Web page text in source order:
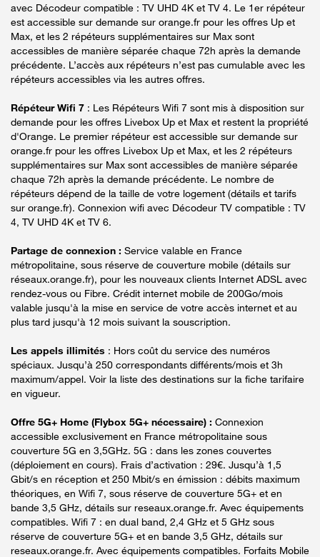
avec Décodeur compatible : TV UHD 4K et TV 4. Le 1er répéteur
est accessible sur demande sur orange.fr pour les offres Up et
Max, et les 2 répéteurs supplémentaires sur Max sont
accessibles de manière séparée chaque 72h après la demande
précédente. L’accès aux répéteurs n’est pas cumulable avec les
répéteurs accessibles via les autres offres.
Répéteur Wifi 7 : Les Répéteurs Wifi 7 sont mis à disposition sur
demande pour les offres Livebox Up et Max et restent la propriété
d'Orange. Le premier répéteur est accessible sur demande sur
orange.fr pour les offres Livebox Up et Max, et les 2 répéteurs
supplémentaires sur Max sont accessibles de manière séparée
chaque 72h après la demande précédente. Le nombre de
répéteurs dépend de la taille de votre logement (détails et tarifs
sur orange.fr). Connexion wifi avec Décodeur TV compatible : TV
4, TV UHD 4K et TV 6.
Partage de connexion : Service valable en France
métropolitaine, sous réserve de couverture mobile (détails sur
réseaux.orange.fr), pour les nouveaux clients Internet ADSL avec
rendez-vous ou Fibre. Crédit internet mobile de 200Go/mois
valable jusqu'à la mise en service de votre accès internet et au
plus tard jusqu'à 12 mois suivant la souscription.
Les appels illimités : Hors coût du service des numéros
spéciaux. Jusqu’à 250 correspondants différents/mois et 3h
maximum/appel. Voir la liste des destinations sur la fiche tarifaire
en vigueur.
Offre 5G+ Home (Flybox 5G+ nécessaire) : Connexion
accessible exclusivement en France métropolitaine sous
couverture 5G en 3,5GHz. 5G : dans les zones couvertes
(déploiement en cours). Frais d’activation : 29€. Jusqu’à 1,5
Gbit/s en réception et 250 Mbit/s en émission : débits maximum
théoriques, en Wifi 7, sous réserve de couverture 5G+ et en
bande 3,5 GHz, détails sur reseaux.orange.fr. Avec équipements
compatibles. Wifi 7 : en dual band, 2,4 GHz et 5 GHz sous
réserve de couverture 5G+ et en bande 3,5 GHz, détails sur
reseaux.orange.fr. Avec équipements compatibles. Forfaits Mobile